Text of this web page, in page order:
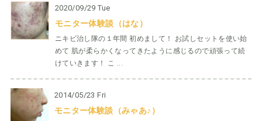
2020/09/29 Tue
モニター体験談（はな）
ニキビ治し隊の１年間 初めまして！ お試しセットを使い始
めて 肌が柔らかくなってきたように感じるので頑張って続
けていきます！ こ ...
2014/05/23 Fri
モニター体験談（みゃあ♪）